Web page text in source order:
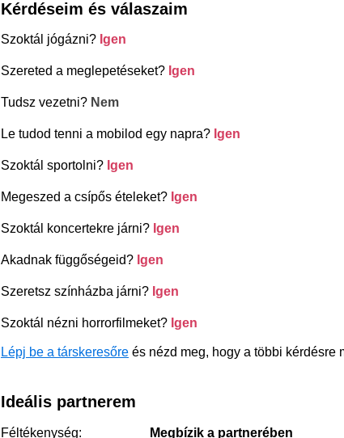
Kérdéseim és válaszaim
Szoktál jógázni? Igen
Szereted a meglepetéseket? Igen
Tudsz vezetni? Nem
Le tudod tenni a mobilod egy napra? Igen
Szoktál sportolni? Igen
Megeszed a csípős ételeket? Igen
Szoktál koncertekre járni? Igen
Akadnak függőségeid? Igen
Szeretsz színházba járni? Igen
Szoktál nézni horrorfilmeket? Igen
Lépj be a társkeresőre és nézd meg, hogy a többi kérdésre
Ideális partnerem
Féltékenység: Megbízik a partnerében